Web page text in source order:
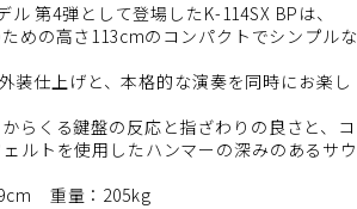
第4弾として登場したK-114SX BPは、
めの高さ113cmのコンパクトでシンプルな
装仕上げと、本格的な演奏を同時にお楽し
らくる鍵盤の反応と指ざわりの良さと、コ
ルトを使用したハンマーの深みのあるサウ
重量：205kg